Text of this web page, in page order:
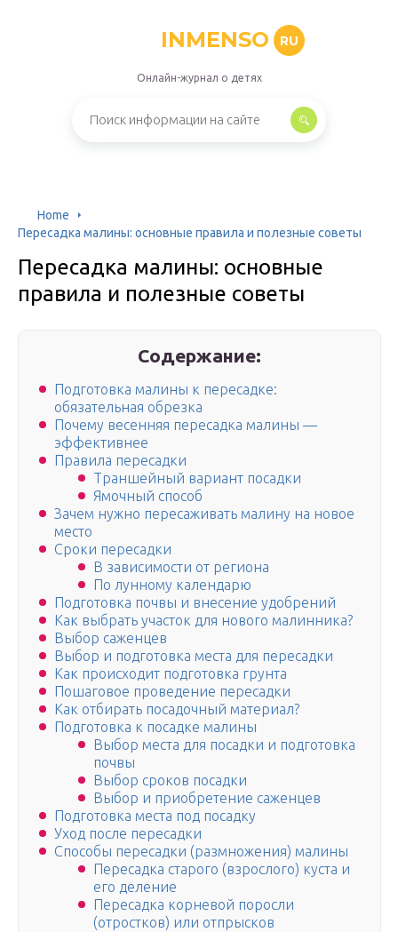
INMENSO RU
Онлайн-журнал о детях
Home
Пересадка малины: основные правила и полезные советы
Пересадка малины: основные
правила и полезные советы
Содержание:
Подготовка малины к пересадке:
обязательная обрезка
Почему весенняя пересадка малины —
эффективнее
Правила пересадки
Траншейный вариант посадки
Ямочный способ
Зачем нужно пересаживать малину на новое
место
Сроки пересадки
В зависимости от региона
По лунному календарю
Подготовка почвы и внесение удобрений
Как выбрать участок для нового малинника?
Выбор саженцев
Выбор и подготовка места для пересадки
Как происходит подготовка грунта
Пошаговое проведение пересадки
Как отбирать посадочный материал?
Подготовка к посадке малины
Выбор места для посадки и подготовка
почвы
Выбор сроков посадки
Выбор и приобретение саженцев
Подготовка места под посадку
Уход после пересадки
Способы пересадки (размножения) малины
Пересадка старого (взрослого) куста и
его деление
Пересадка корневой поросли
(отростков) или отпрысков